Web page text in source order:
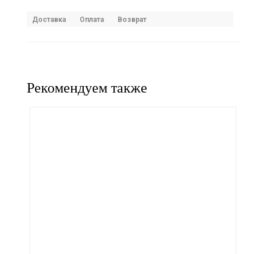
Доставка Оплата Возврат
Рекомендуем также